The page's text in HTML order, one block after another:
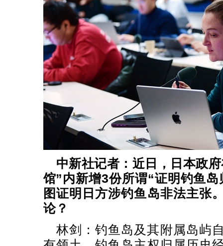
中新社记者：近日，日本政
馆”内新增3份所谓“证明钓鱼
图证明日方涉钓鱼岛非法主张
论？
林剑：钓鱼岛及其附属岛屿